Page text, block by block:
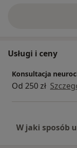
Usługi i ceny
Konsultacja
Od 250 zł
W jaki sposób